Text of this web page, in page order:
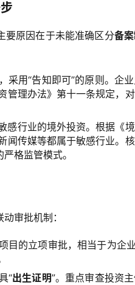
要原因在于未能准确区分备案
采用“告知即可”的原则。企
管理办法》第十一条规定，
感行业的境外投资。根据《
闻传媒等都属于敏感行业。
严格监管模式。
审批机制：
目的立项审批，相当于为企
“出生证明”。重点审查投资